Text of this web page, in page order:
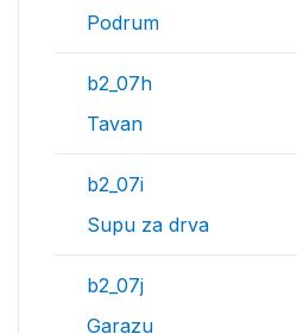
Podrum
b2_07h
Tavan
b2_07i
Supu za drva
b2_07j
Garazu